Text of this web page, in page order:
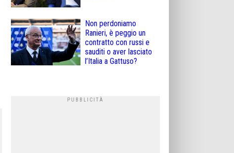
Non perdoniamo
Ranieri, è peggio un
contratto con russi e
sauditi o aver lasciato
l’Italia a Gattuso?